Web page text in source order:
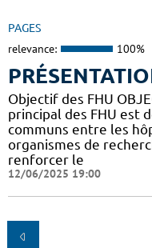
PAGES
relevance: 100%
Objectif des FHU
principal des FHU est
communs entre les
organismes de
renforcer le
12/06/2025 19:00